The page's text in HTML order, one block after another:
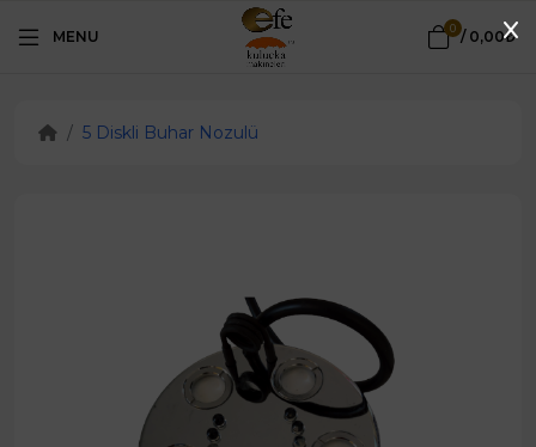
MENU 0 / 0,00₺
5 Diskli Buhar Nozulü